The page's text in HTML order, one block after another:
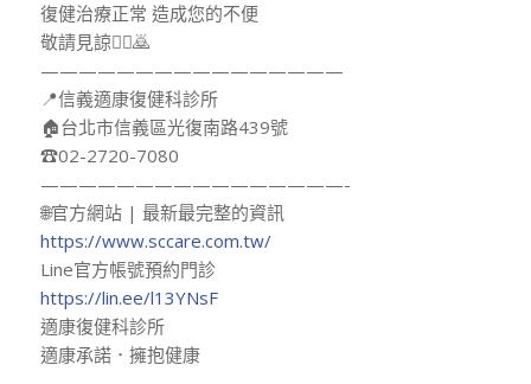
復健治療正常 造成您的不便
敬請見諒🙇‍♂️🙇
————————————————
📍信義適康復健科診所
🏠台北市信義區光復南路439號
☎02-2720-7080
————————————————-
🌐官方網站 | 最新最完整的資訊
https://www.sccare.com.tw/
Line官方帳號預約門診
https://lin.ee/l13YNsF
適康復健科診所
適康承諾．擁抱健康